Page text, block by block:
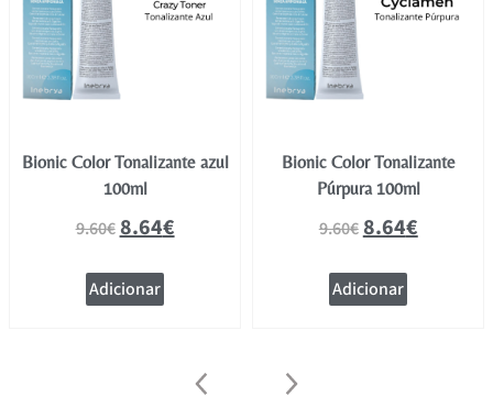
Bionic Color Tonalizante azul
100ml
9.60€8.64€
Adicionar
Bionic Color Tonalizante
Púrpura 100ml
9.60€8.64€
Adicionar